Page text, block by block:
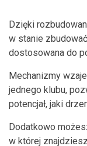
Dzięki
w stanie
dostosowana do
Mechanizmy
jednego klubu,
potencjał, jaki
Dodatkowo
w której